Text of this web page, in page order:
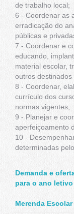
de trabalho local;
6 - Coordenar as
erradicação do
públicas e
7 - Coordenar e
educando,
material escolar,
outros
8 - Coordenar,
currículo dos
normas vigentes;
9 - Planejar e
aperfeiçoamento
10 -
determinadas
Demanda e
para o ano letivo
Merenda Escolar